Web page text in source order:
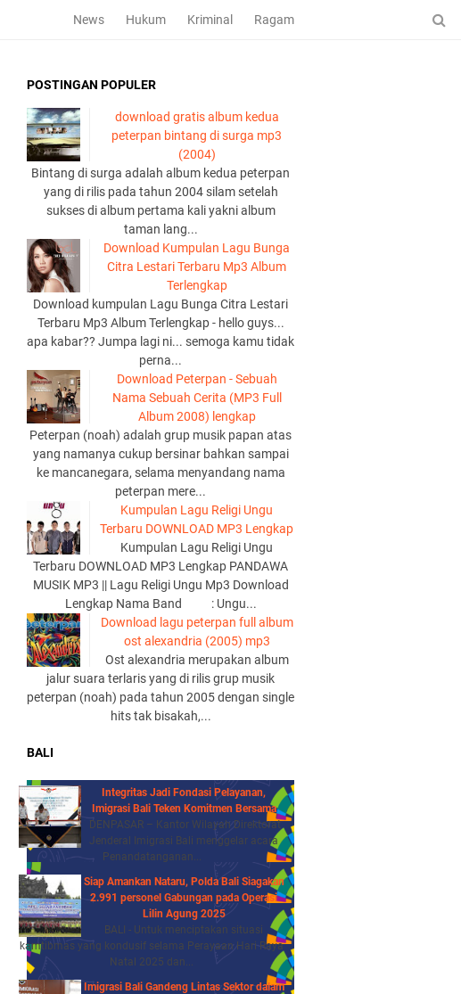
News Hukum Kriminal Ragam
POSTINGAN POPULER
download gratis album kedua
peterpan bintang di surga mp3
(2004)
Bintang di surga adalah album kedua peterpan
yang di rilis pada tahun 2004 silam setelah
sukses di album pertama kali yakni album
taman lang...
Download Kumpulan Lagu Bunga
Citra Lestari Terbaru Mp3 Album
Terlengkap
Download kumpulan Lagu Bunga Citra Lestari
Terbaru Mp3 Album Terlengkap - hello guys...
apa kabar?? Jumpa lagi ni... semoga kamu tidak
perna...
Download Peterpan - Sebuah
Nama Sebuah Cerita (MP3 Full
Album 2008) lengkap
Peterpan (noah) adalah grup musik papan atas
yang namanya cukup bersinar bahkan sampai
ke mancanegara, selama menyandang nama
peterpan mere...
Kumpulan Lagu Religi Ungu
Terbaru DOWNLOAD MP3 Lengkap
Kumpulan Lagu Religi Ungu
Terbaru DOWNLOAD MP3 Lengkap PANDAWA
MUSIK MP3 || Lagu Religi Ungu Mp3 Download
Lengkap Nama Band : Ungu...
Download lagu peterpan full album
ost alexandria (2005) mp3
Ost alexandria merupakan album
jalur suara terlaris yang di rilis grup musik
peterpan (noah) pada tahun 2005 dengan single
hits tak bisakah,...
BALI
Integritas Jadi Fondasi Pelayanan,
Imigrasi Bali Teken Komitmen Bersama
DENPASAR – Kantor Wilayah Direktorat
Jenderal Imigrasi Bali menggelar acara
Penandatanganan...
Siap Amankan Nataru, Polda Bali Siagakan
2.991 personel Gabungan pada Operasi
Lilin Agung 2025
BALI - Untuk menciptakan situasi
kamtibmas yang kondusif selama Perayaan Hari Raya
Natal 2025 dan...
Imigrasi Bali Gandeng Lintas Sektor dalam